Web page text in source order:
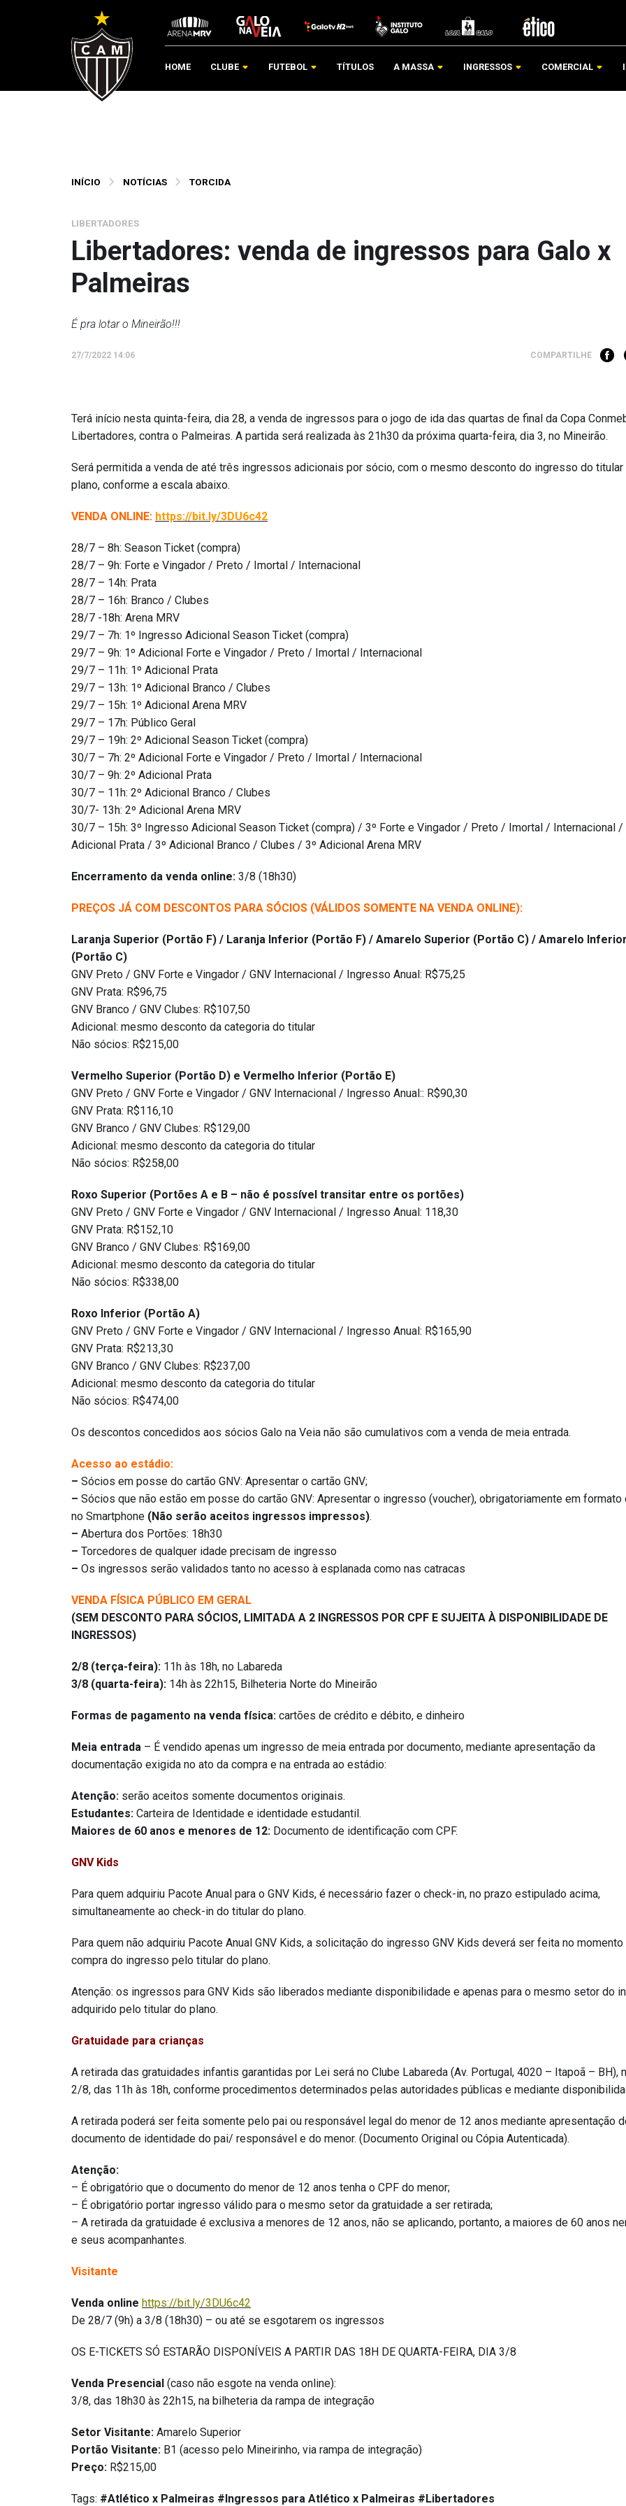
HOME CLUBE FUTEBOL TÍTULOS A MASSA INGRESSOS COMERCIAL
INÍCIO NOTÍCIAS TORCIDA
LIBERTADORES
Libertadores: venda de ingressos para Galo x
Palmeiras
É pra lotar o Mineirão!!!
27/7/2022 14:06 COMPARTILHE
Terá início nesta quinta-feira, dia 28, a venda de ingressos para o jogo de ida das quartas de final da Copa
Libertadores, contra o Palmeiras. A partida será realizada às 21h30 da próxima quarta-feira, dia 3, no Mineirão.
Será permitida a venda de até três ingressos adicionais por sócio, com o mesmo desconto do ingresso do titular
plano, conforme a escala abaixo.
VENDA ONLINE: https://bit.ly/3DU6c42
28/7 – 8h: Season Ticket (compra)
28/7 – 9h: Forte e Vingador / Preto / Imortal / Internacional
28/7 – 14h: Prata
28/7 – 16h: Branco / Clubes
28/7 -18h: Arena MRV
29/7 – 7h: 1º Ingresso Adicional Season Ticket (compra)
29/7 – 9h: 1º Adicional Forte e Vingador / Preto / Imortal / Internacional
29/7 – 11h: 1º Adicional Prata
29/7 – 13h: 1º Adicional Branco / Clubes
29/7 – 15h: 1º Adicional Arena MRV
29/7 – 17h: Público Geral
29/7 – 19h: 2º Adicional Season Ticket (compra)
30/7 – 7h: 2º Adicional Forte e Vingador / Preto / Imortal / Internacional
30/7 – 9h: 2º Adicional Prata
30/7 – 11h: 2º Adicional Branco / Clubes
30/7- 13h: 2º Adicional Arena MRV
30/7 – 15h: 3º Ingresso Adicional Season Ticket (compra) / 3º Forte e Vingador / Preto / Imortal / Internacional /
Adicional Prata / 3º Adicional Branco / Clubes / 3º Adicional Arena MRV
Encerramento da venda online: 3/8 (18h30)
PREÇOS JÁ COM DESCONTOS PARA SÓCIOS (VÁLIDOS SOMENTE NA VENDA ONLINE):
Laranja Superior (Portão F) / Laranja Inferior (Portão F) / Amarelo Superior (Portão C) / Amarelo
(Portão C)
GNV Preto / GNV Forte e Vingador / GNV Internacional / Ingresso Anual: R$75,25
GNV Prata: R$96,75
GNV Branco / GNV Clubes: R$107,50
Adicional: mesmo desconto da categoria do titular
Não sócios: R$215,00
Vermelho Superior (Portão D) e Vermelho Inferior (Portão E)
GNV Preto / GNV Forte e Vingador / GNV Internacional / Ingresso Anual:: R$90,30
GNV Prata: R$116,10
GNV Branco / GNV Clubes: R$129,00
Adicional: mesmo desconto da categoria do titular
Não sócios: R$258,00
Roxo Superior (Portões A e B – não é possível transitar entre os portões)
GNV Preto / GNV Forte e Vingador / GNV Internacional / Ingresso Anual: 118,30
GNV Prata: R$152,10
GNV Branco / GNV Clubes: R$169,00
Adicional: mesmo desconto da categoria do titular
Não sócios: R$338,00
Roxo Inferior (Portão A)
GNV Preto / GNV Forte e Vingador / GNV Internacional / Ingresso Anual: R$165,90
GNV Prata: R$213,30
GNV Branco / GNV Clubes: R$237,00
Adicional: mesmo desconto da categoria do titular
Não sócios: R$474,00
Os descontos concedidos aos sócios Galo na Veia não são cumulativos com a venda de meia entrada.
Acesso ao estádio:
– Sócios em posse do cartão GNV: Apresentar o cartão GNV;
– Sócios que não estão em posse do cartão GNV: Apresentar o ingresso (voucher), obrigatoriamente em formato
no Smartphone (Não serão aceitos ingressos impressos).
– Abertura dos Portões: 18h30
– Torcedores de qualquer idade precisam de ingresso
– Os ingressos serão validados tanto no acesso à esplanada como nas catracas
VENDA FÍSICA PÚBLICO EM GERAL
(SEM DESCONTO PARA SÓCIOS, LIMITADA A 2 INGRESSOS POR CPF E SUJEITA À DISPONIBILIDADE DE
INGRESSOS)
2/8 (terça-feira): 11h às 18h, no Labareda
3/8 (quarta-feira): 14h às 22h15, Bilheteria Norte do Mineirão
Formas de pagamento na venda física: cartões de crédito e débito, e dinheiro
Meia entrada – É vendido apenas um ingresso de meia entrada por documento, mediante apresentação da
documentação exigida no ato da compra e na entrada ao estádio:
Atenção: serão aceitos somente documentos originais.
Estudantes: Carteira de Identidade e identidade estudantil.
Maiores de 60 anos e menores de 12: Documento de identificação com CPF.
GNV Kids
Para quem adquiriu Pacote Anual para o GNV Kids, é necessário fazer o check-in, no prazo estipulado acima,
simultaneamente ao check-in do titular do plano.
Para quem não adquiriu Pacote Anual GNV Kids, a solicitação do ingresso GNV Kids deverá ser feita no momento
compra do ingresso pelo titular do plano.
Atenção: os ingressos para GNV Kids são liberados mediante disponibilidade e apenas para o mesmo setor do
adquirido pelo titular do plano.
Gratuidade para crianças
A retirada das gratuidades infantis garantidas por Lei será no Clube Labareda (Av. Portugal, 4020 – Itapoã – BH),
2/8, das 11h às 18h, conforme procedimentos determinados pelas autoridades públicas e mediante
A retirada poderá ser feita somente pelo pai ou responsável legal do menor de 12 anos mediante apresentação
documento de identidade do pai/ responsável e do menor. (Documento Original ou Cópia Autenticada).
Atenção:
– É obrigatório que o documento do menor de 12 anos tenha o CPF do menor;
– É obrigatório portar ingresso válido para o mesmo setor da gratuidade a ser retirada;
– A retirada da gratuidade é exclusiva a menores de 12 anos, não se aplicando, portanto, a maiores de 60 anos
e seus acompanhantes.
Visitante
Venda online https://bit.ly/3DU6c42
De 28/7 (9h) a 3/8 (18h30) – ou até se esgotarem os ingressos
OS E-TICKETS SÓ ESTARÃO DISPONÍVEIS A PARTIR DAS 18H DE QUARTA-FEIRA, DIA 3/8
Venda Presencial (caso não esgote na venda online):
3/8, das 18h30 às 22h15, na bilheteria da rampa de integração
Setor Visitante: Amarelo Superior
Portão Visitante: B1 (acesso pelo Mineirinho, via rampa de integração)
Preço: R$215,00
Tags: #Atlético x Palmeiras #Ingressos para Atlético x Palmeiras #Libertadores